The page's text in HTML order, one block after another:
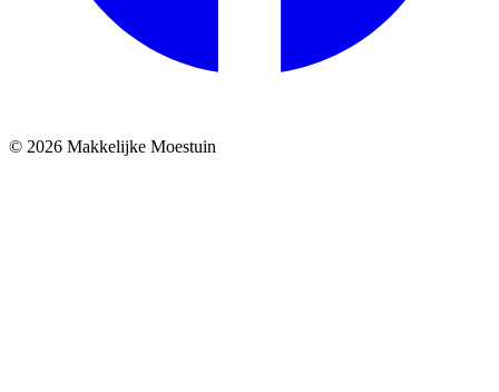
© 2026 Makkelijke Moestuin